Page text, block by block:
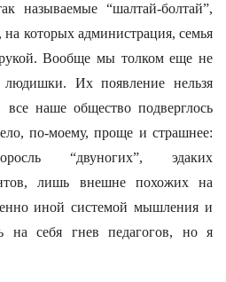
называемые “шалтай-болтай”,
которых администрация, семья
Вообще мы толком еще не
людишки. Их появление нельзя
наше общество подверглось
по-моему, проще и страшнее:
“двуногих”, эдаких
лишь внешне похожих на
иной системой мышления и
на себя гнев педагогов, но я